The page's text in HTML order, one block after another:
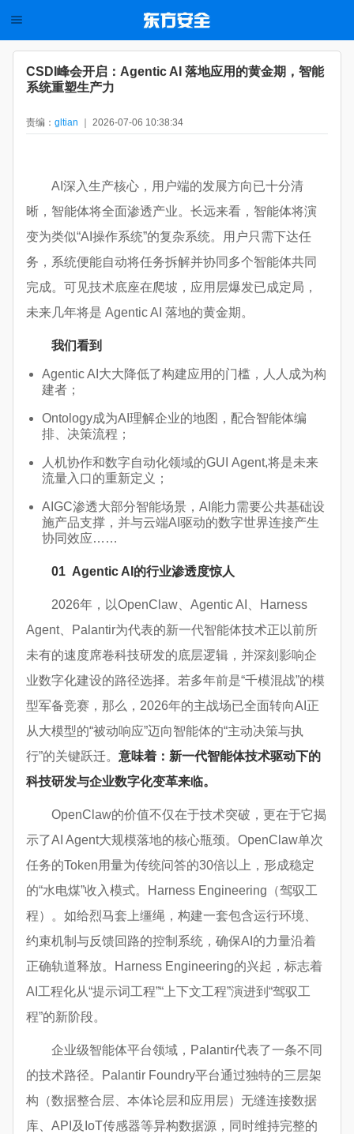
CSDI峰会开启：Agentic AI 落地应用的黄金期，智能
系统重塑生产力
责编： gltian ｜ 2026-07-06 10:38:34
AI深入生产核心，用户端的发展方向已十分清
晰，智能体将全面渗透产业。长远来看，智能体将演
变为类似“AI操作系统”的复杂系统。用户只需下达任
务，系统便能自动将任务拆解并协同多个智能体共同
完成。可见技术底座在爬坡，应用层爆发已成定局，
未来几年将是 Agentic AI 落地的黄金期。
我们看到
Agentic AI大大降低了构建应用的门槛，人人成为构
建者；
Ontology成为AI理解企业的地图，配合智能体编
排、决策流程；
人机协作和数字自动化领域的GUI Agent,将是未来
流量入口的重新定义；
AIGC渗透大部分智能场景，AI能力需要公共基础设
施产品支撑，并与云端AI驱动的数字世界连接产生
协同效应……
01 Agentic AI的行业渗透度惊人
2026年，以OpenClaw、Agentic AI、Harness
Agent、Palantir为代表的新一代智能体技术正以前所
未有的速度席卷科技研发的底层逻辑，并深刻影响企
业数字化建设的路径选择。若多年前是“千模混战”的模
型军备竞赛，那么，2026年的主战场已全面转向AI正
从大模型的“被动响应”迈向智能体的“主动决策与执
行”的关键跃迁。 意味着：新一代智能体技术驱动下的
科技研发与企业数字化变革来临。
OpenClaw的价值不仅在于技术突破，更在于它揭
示了AI Agent大规模落地的核心瓶颈。OpenClaw单次
任务的Token用量为传统问答的30倍以上，形成稳定
的“水电煤”收入模式。Harness Engineering（驾驭工
程）。如给烈马套上缰绳，构建一套包含运行环境、
约束机制与反馈回路的控制系统，确保AI的力量沿着
正确轨道释放。Harness Engineering的兴起，标志着
AI工程化从“提示词工程”“上下文工程”演进到“驾驭工
程”的新阶段。
企业级智能体平台领域，Palantir代表了一条不同
的技术路径。Palantir Foundry平台通过独特的三层架
构（数据整合层、本体论层和应用层）无缝连接数据
库、API及IoT传感器等异构数据源，同时维持完整的